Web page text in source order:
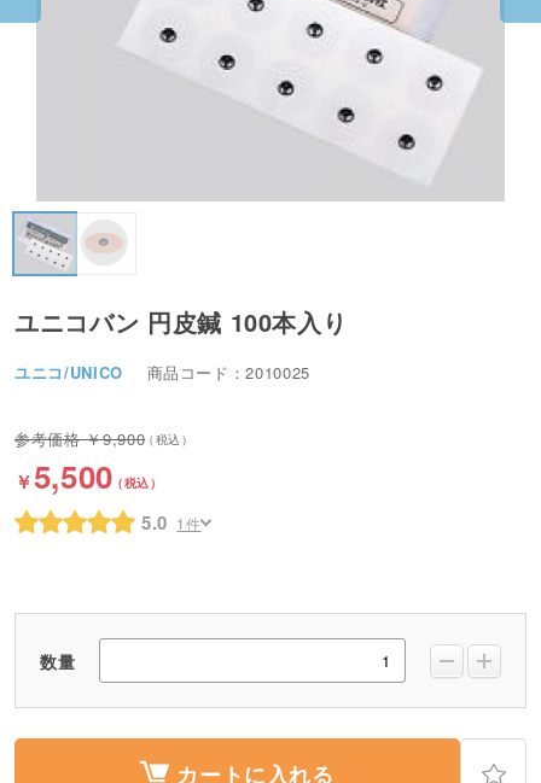
ユニコバン 円皮鍼 100本入り
ユニコ/UNICO 商品コード：2010025
9,900
5,500
5.0 1件
数量
カートに入れる